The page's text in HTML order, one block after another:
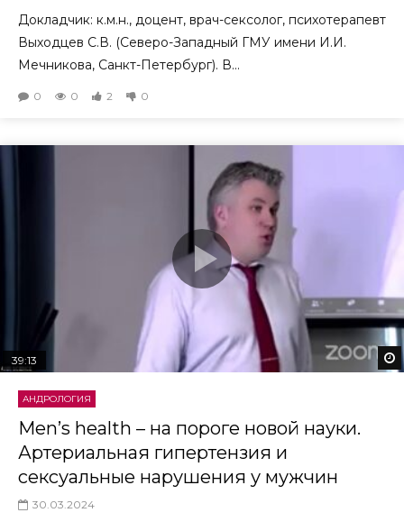
Докладчик: к.м.н., доцент, врач-сексолог, психотерапевт
Выходцев С.В. (Северо-Западный ГМУ имени И.И.
Мечникова, Санкт-Петербург). В...
0 0 2 0
39:13
АНДРОЛОГИЯ
Men’s health – на пороге новой науки.
Артериальная гипертензия и
сексуальные нарушения у мужчин
30.03.2024